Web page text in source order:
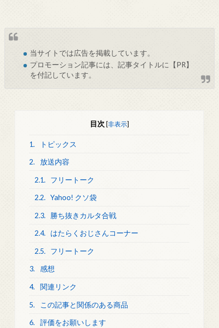
当サイトでは広告を掲載しています。
プロモーション記事には、記事タイトルに【PR】
を付記しています。
目次 [非表示]
1. トピックス
2. 放送内容
2.1. フリートーク
2.2. Yahoo! クソ袋
2.3. 勝ち抜きカルタ合戦
2.4. はたらくおじさんコーナー
2.5. フリートーク
3. 感想
4. 関連リンク
5. この記事と関係のある商品
6. 評価をお願いします